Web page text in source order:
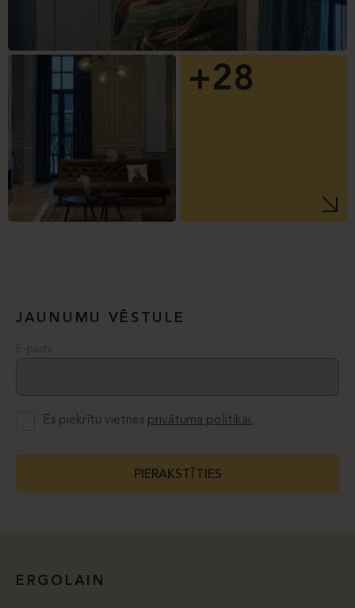
+28
JAUNUMU VĒSTULE
E-pasts
Es piekrītu vietnes privātuma politikai.
PIERAKSTĪTIES
ERGOLAIN